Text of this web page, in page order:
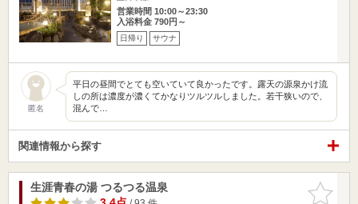
営業時間 10:00～23:30
入浴料金 790円～
日帰り サウナ
匿名
平日の昼間でとても空いていて良かったです。露天の源泉かけ流
しの所は濃度が濃くてかなりツルツルしました。若干狭いので、
混んで…
関連情報から探す
お気に入
りに追加
生涯青春の湯 つるつる温泉